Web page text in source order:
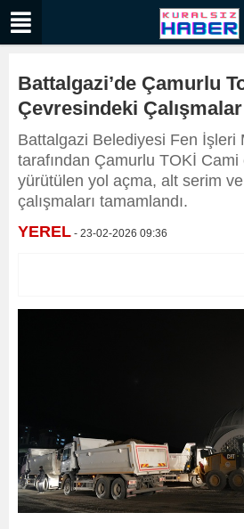
Battalgazi’de Çamurlu
Çevresindeki
Battalgazi Belediyesi Fen İşleri
tarafından Çamurlu TOKİ
yürütülen yol açma, alt serim
çalışmaları tamamlandı.
YEREL - 23-02-2026 09:36